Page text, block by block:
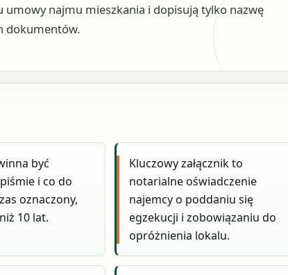
najmu mieszkania i dopisują tylko nazwę
dokumentów.
być
i co do
oznaczony,
10 lat.
Kluczowy załącznik to
notarialne oświadczenie
najemcy o poddaniu się
egzekucji i zobowiązaniu do
opróżnienia lokalu.